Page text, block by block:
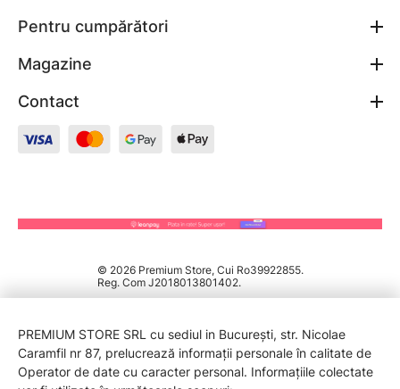
Pentru cumpărători
Magazine
Contact
© 2026 Premium Store, Cui Ro39922855.
Reg. Com J2018013801402.
PREMIUM STORE SRL cu sediul in București, str. Nicolae
Caramfil nr 87, prelucrează informații personale în calitate de
Operator de date cu caracter personal. Informațiile colectate